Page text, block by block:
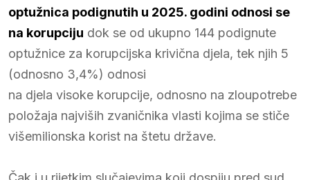
optužnica podignutih u 2025. godini odnosi se
na korupciju dok se od ukupno 144 podignute
optužnice za korupcijska krivična djela, tek njih 5
(odnosno 3,4%) odnosi
na djela visoke korupcije, odnosno na zloupotrebe
položaja najviših zvaničnika vlasti kojima se stiče
višemilionska korist na štetu države.